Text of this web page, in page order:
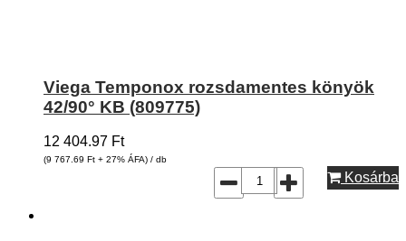
Viega Temponox rozsdamentes könyök
42/90° KB (809775)
12 404.97 Ft
(9 767.69 Ft + 27% ÁFA) / db
Kosárba